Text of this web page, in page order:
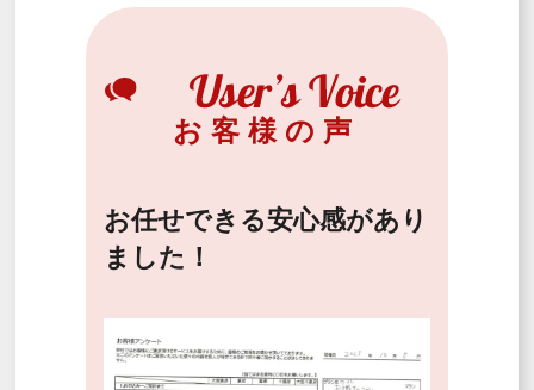
お客様の声
お任せできる安心感があり
ました！